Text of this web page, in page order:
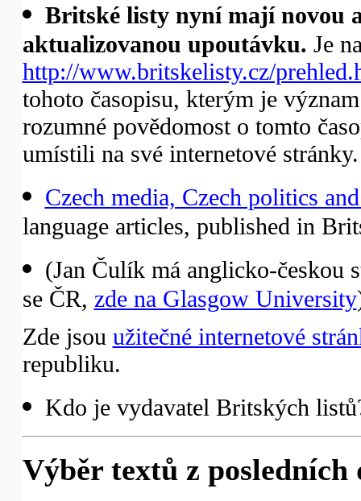
Britské listy nyní mají novou
aktualizovanou upoutávku. Je
http://www.britskelisty.cz/
tohoto časopisu, kterým je
rozumné povědomost o tomto
umístili na své internetové
Czech media, Czech politics
language articles, published in
(Jan Čulík má anglicko-českou
se ČR, zde na Glasgow University
Zde jsou užitečné internetové
republiku.
Kdo je vydavatel Britských
Výběr textů z posledních